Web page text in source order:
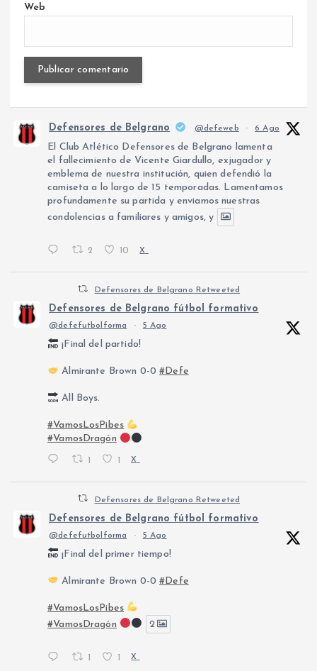
Web
Defensores de Belgrano @defeweb · 6 Ago
El Club Atlético Defensores de Belgrano lamenta
el fallecimiento de Vicente Giardullo, exjugador y
emblema de nuestra institución, quien defendió la
camiseta a lo largo de 15 temporadas. Lamentamos
profundamente su partida y enviamos nuestras
condolencias a familiares y amigos, y
2 10 X
Defensores de Belgrano Retweeted
Defensores de Belgrano fútbol formativo
@defefutbolforma · 5 Ago
¡Final del partido!
Almirante Brown 0-0#Defe
All Boys.
#VamosLosPibes
#VamosDragón
1 1 X
Defensores de Belgrano Retweeted
Defensores de Belgrano fútbol formativo
@defefutbolforma · 5 Ago
¡Final del primer tiempo!
Almirante Brown 0-0#Defe
#VamosLosPibes
#VamosDragón
2
X